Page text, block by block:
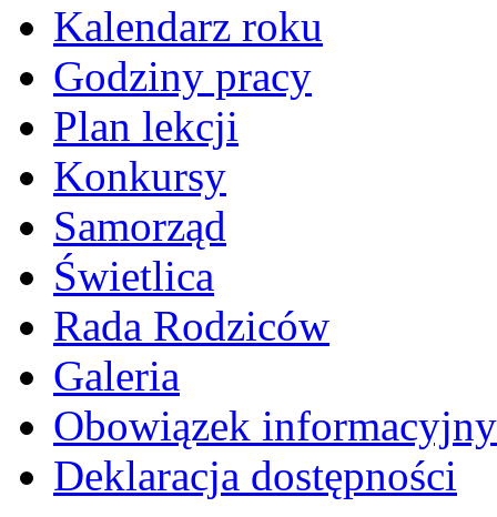
Kalendarz roku
Godziny pracy
Plan lekcji
Konkursy
Samorząd
Świetlica
Rada Rodziców
Galeria
Obowiązek informacyjny
Deklaracja dostępności